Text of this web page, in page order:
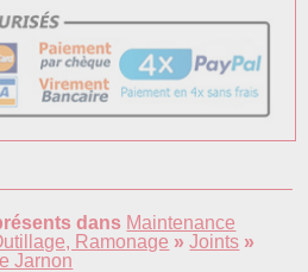
dans Maintenance
Ramonage »Joints »
Jarnon